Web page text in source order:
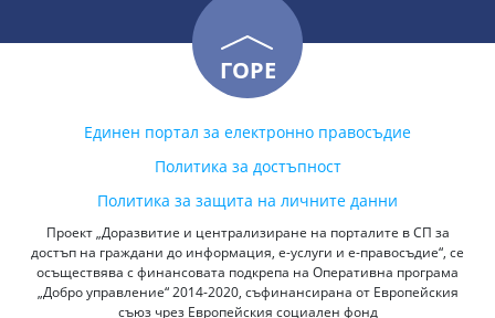
ГОРЕ
Единен портал за електронно правосъдие
Политика за достъпност
Политика за защита на личните данни
Проект „Доразвитие и централизиране на порталите в СП за
достъп на граждани до информация, е-услуги и е-правосъдие“, се
осъществява с финансовата подкрепа на Оперативна програма
„Добро управление“ 2014-2020, съфинансирана от Европейския
съюз чрез Европейския социален фонд